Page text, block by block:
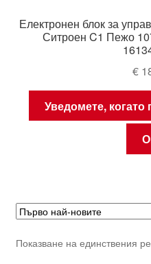
Електронен блок за
Ситроен C1 Пежо
€
Уведомете, когато
Показване на единствения